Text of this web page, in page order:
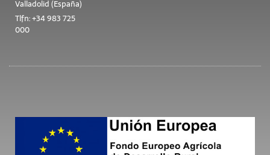
Valladolid (España)
Tlfn: +34 983 725
000